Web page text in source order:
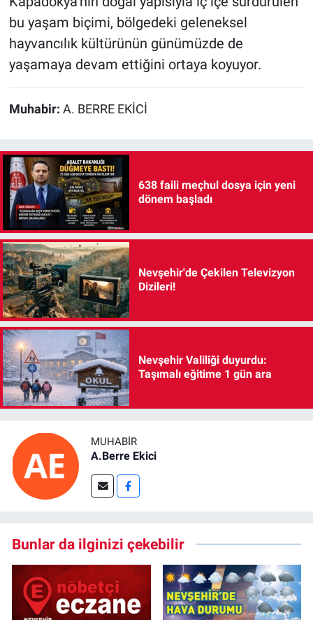
bu yaşam biçimi, bölgedeki geleneksel
hayvancılık kültürünün günümüzde de
yaşamaya devam ettiğini ortaya koyuyor.
Muhabir: A. BERRE EKİCİ
638 faili meçhul dosya için yeni
dönem başladı
Nevşehir'de Çekilen Televizyon
Dizileri!
Nevşehir Valiliği duyurdu:
Taşımalı eğitime 1 gün ara
MUHABIR
A.Berre Ekici
Bunlar da ilginizi çekebilir